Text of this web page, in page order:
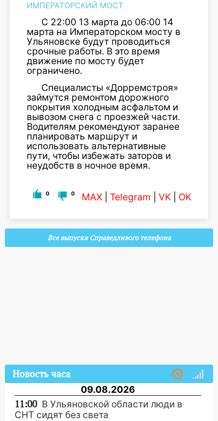
ИМПЕРАТОРСКИЙ МОСТ
С 22:00 13 марта до 06:00 14
марта на Императорском мосту в
Ульяновске будут проводиться
срочные работы. В это время
движение по мосту будет
ограничено.
Специалисты «Дорремстроя»
займутся ремонтом дорожного
покрытия холодным асфальтом и
вывозом снега с проезжей части.
Водителям рекомендуют заранее
планировать маршрут и
использовать альтернативные
пути, чтобы избежать заторов и
неудобств в ночное время.
0 0 MAX Telegram VK OK
Все выпуски Справедливого телефона
Новость часа
09.08.2026
11:00 В Ульяновской области люди в
СНТ сидят без света